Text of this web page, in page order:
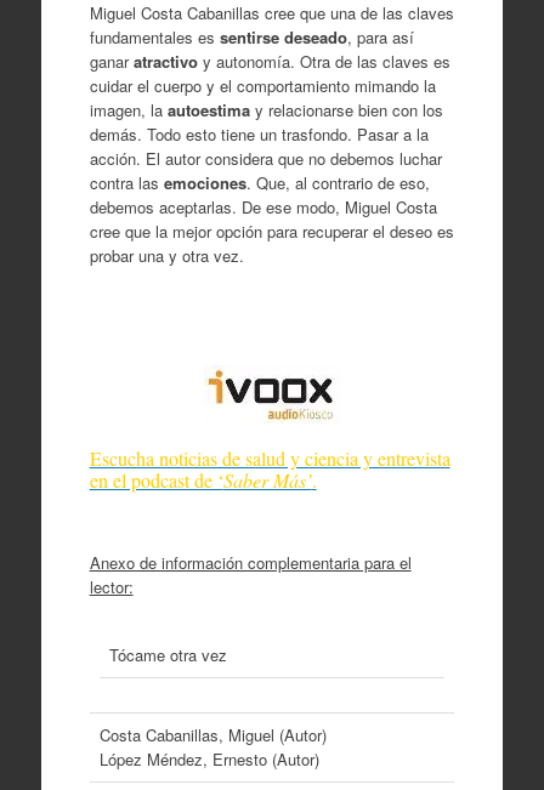
Miguel Costa Cabanillas cree que una de las claves
fundamentales es sentirse deseado, para así
ganaratractivoy autonomía. Otra de las claves es
cuidar el cuerpo y el comportamiento mimando la
imagen, la autoestimay relacionarse bien con los
demás. Todo esto tiene un trasfondo. Pasar a la
acción. El autor considera que no debemos luchar
contra las emociones. Que, al contrario de eso,
debemos aceptarlas. De ese modo, Miguel Costa
cree que la mejor opción para recuperar el deseo es
probar una y otra vez.
Escucha noticias de salud y ciencia y entrevista
en el podcast de ‘Saber Más’.
Anexo de información complementaria para el
lector:
Tócame otra vez
Costa Cabanillas, Miguel (Autor)
López Méndez, Ernesto (Autor)